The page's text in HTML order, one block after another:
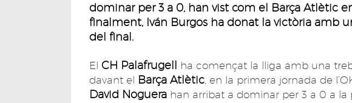
dominar per 3 a 0, han vist com el Barça Atlètic
finalment, Iván Burgos ha donat la victòria amb
del final.
El CH Palafrugell ha començat la lliga amb una
davant el Barça Atlètic , en la primera jornada de
David Noguera han arribat a dominar per 3 a 0 a